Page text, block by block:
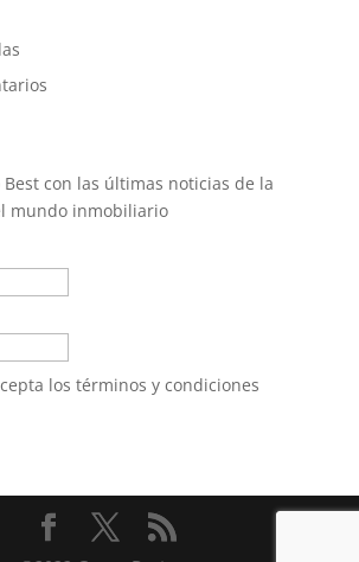
con las últimas noticias de la
mundo inmobiliario
los términos y condiciones